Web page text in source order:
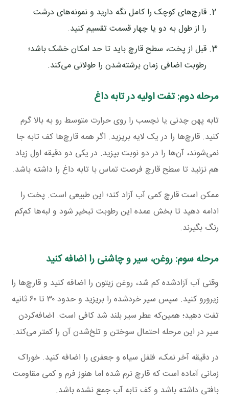
قارچ‌های کوچک را کامل نگه دارید و نمونه‌های درشت
را از طول به دو یا چهار قسمت تقسیم کنید.
قبل از پخت، سطح قارچ باید تا حد امکان خشک باشد؛
رطوبت اضافی زمان برشته‌شدن را طولانی می‌کند.
مرحله دوم: تفت اولیه در تابه داغ
تابه پهن چدنی یا نچسب را روی حرارت متوسط رو به بالا گرم
کنید. قارچ‌ها را در یک لایه بریزید. اگر همه قارچ‌ها کف تابه جا
نمی‌شوند، آن‌ها را در دو نوبت بپزید. در یکی دو دقیقه اول زیاد
هم نزنید تا سطح قارچ فرصت تماس با تابه داغ را داشته باشد.
ممکن است قارچ کمی آب آزاد کند؛ این طبیعی است. پخت را
ادامه دهید تا بخش عمده این رطوبت تبخیر شود و لبه‌ها کم‌کم
رنگ بگیرند.
مرحله سوم: روغن، سیر و چاشنی را اضافه کنید
وقتی آب آزادشده کم شد، روغن زیتون را اضافه کنید و قارچ‌ها را
زیرورو کنید. سپس سیر خردشده را بریزید و حدود ۳۰ تا ۶۰ ثانیه
تفت دهید؛ همین‌که عطر سیر بلند شد کافی است. اضافه‌کردن
سیر در این مرحله احتمال سوختن و تلخ‌شدن آن را کمتر می‌کند.
در دقیقه آخر نمک، فلفل سیاه و جعفری را اضافه کنید. خوراک
زمانی آماده است که قارچ نرم شده اما هنوز فرم و کمی مقاومت
بافتی داشته باشد و کف تابه آب جمع نشده باشد.